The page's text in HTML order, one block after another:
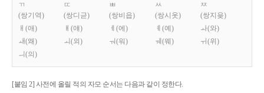
ㄲ
(쌍기역)
ㄸ
(쌍디귿)
ㅃ
(쌍비읍)
ㅆ
(쌍시옷)
ㅉ
(쌍지읒)
ㅐ(애)
ㅒ(얘) ㅔ(에) ㅖ(예)
ㅘ(와)
ㅙ(왜)
ㅚ(외) ㅝ(워) ㅞ(웨)
ㅟ(위)
ㅢ(의)
[붙임 2] 사전에 올릴 적의 자모 순서는 다음과 같이 정한다.